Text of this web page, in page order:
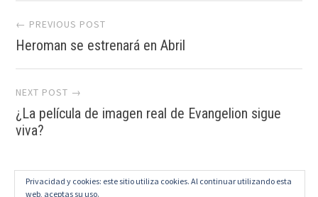
Post
navigation
← PREVIOUS POST
Heroman se estrenará en Abril
NEXT POST →
¿La película de imagen real de Evangelion sigue
viva?
Privacidad y cookies: este sitio utiliza cookies. Al continuar utilizando esta
web, aceptas su uso.